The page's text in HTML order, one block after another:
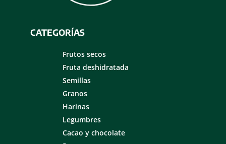
CATEGORÍAS
Frutos secos
Fruta deshidratada
Semillas
Granos
Harinas
Legumbres
Cacao y chocolate